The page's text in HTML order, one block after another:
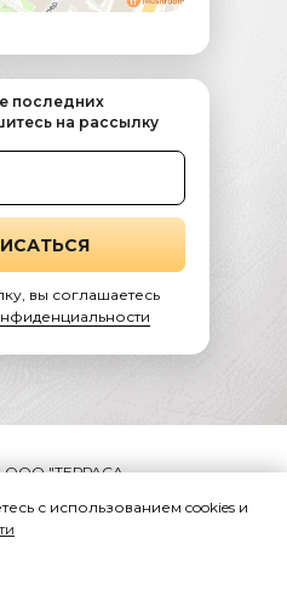
последних
на рассылку
вы соглашаетесь
ООО "ТЕРРАСА
и реклама -
с использованием cookies и